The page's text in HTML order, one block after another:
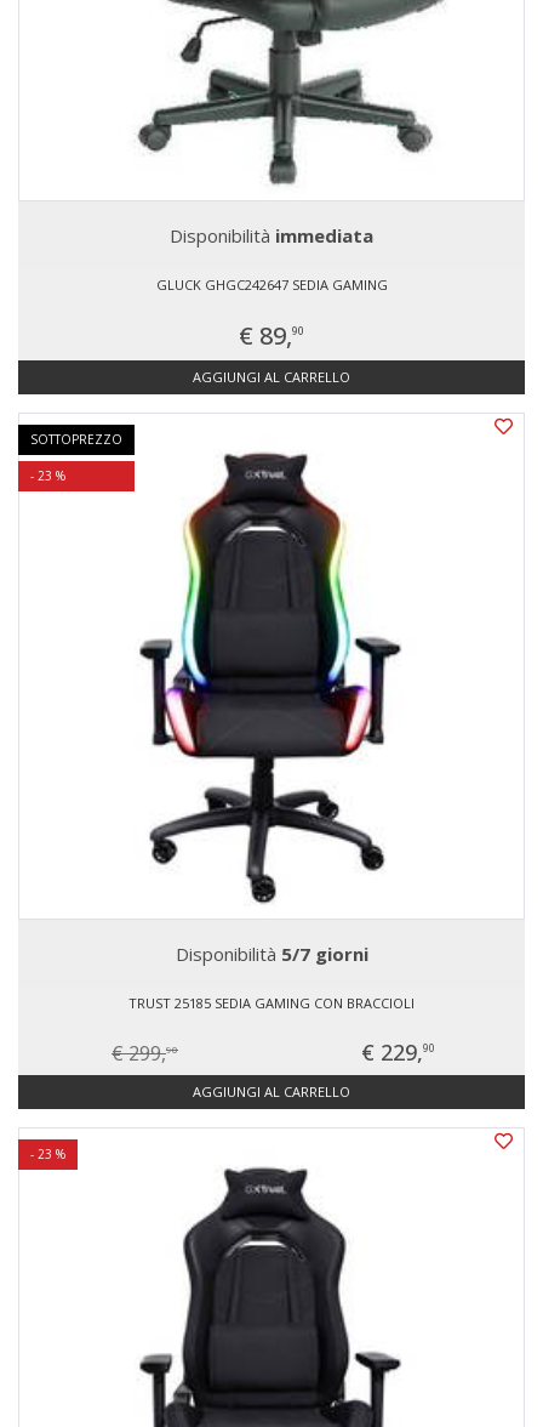
Disponibilità immediata
GLUCK GHGC242647 SEDIA GAMING
€ 89,90
AGGIUNGI AL CARRELLO
SOTTOPREZZO
- 23 %
Disponibilità 5/7 giorni
TRUST 25185 SEDIA GAMING CON BRACCIOLI
€ 299,90 € 229,90
AGGIUNGI AL CARRELLO
- 23 %